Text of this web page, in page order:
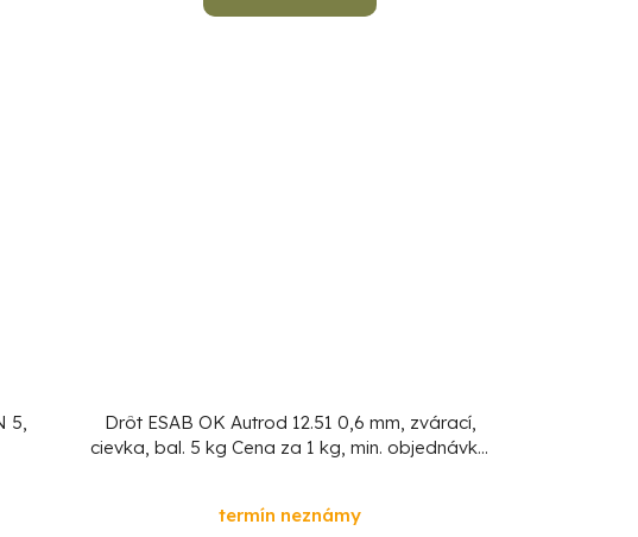
5,
Drôt ESAB OK Autrod 12.51 0,6 mm, zvárací,
cievka, bal. 5 kgCena za 1 kg, min. objednávka
termín neznámy